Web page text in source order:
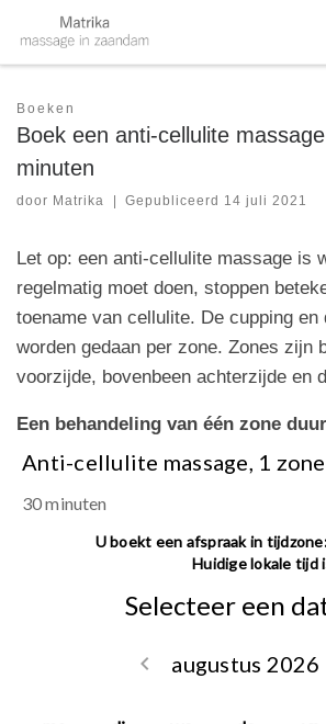
Skip to content
Boeken
Boek een anti-cellulite
minuten
door Matrika Gepubliceerd 14 juli 2021
Let op: een anti-cellulite massage is
regelmatig moet doen, stoppen
toename van cellulite. De cupping en
worden gedaan per zone. Zones zijn
voorzijde, bovenbeen achterzijde en
Een behandeling van één zone